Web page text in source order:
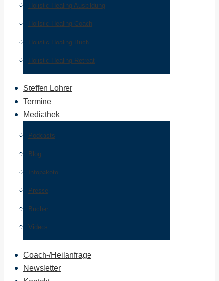
Holistic Healing Ausbildung
Holistic Healing Coach
Holistic Healing Buch
Holistic Healing Retreat
Steffen Lohrer
Termine
Mediathek
Podcasts
Blog
Infopakete
Presse
Bücher
Videos
Coach-/Heilanfrage
Newsletter